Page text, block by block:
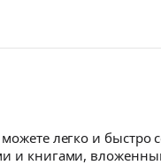
легко и быстро
и книгами,